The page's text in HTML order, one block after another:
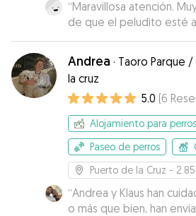
“Maravillosa atención.
de que el peludito esté
encantó su compañía!
Andrea · Taoro Parque
la cruz
5.0 (6
Alojamiento para perros
Paseo de perros
Puerto de la Cruz -
“Andrea y Klaus han
o más que bien, han enviado fotos de